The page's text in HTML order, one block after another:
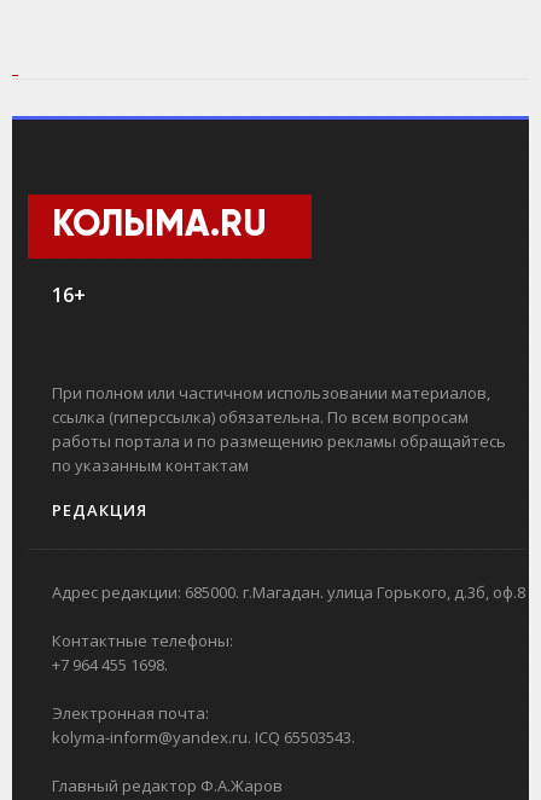
КОЛЫМА.RU
16+
При полном или частичном использовании материалов,
ссылка (гиперссылка) обязательна. По всем вопросам
работы портала и по размещению рекламы обращайтесь
по указанным контактам
РЕДАКЦИЯ
Адрес редакции: 685000. г.Магадан. улица Горького, д.3б, оф.8
Контактные телефоны:
+7 964 455 1698.
Электронная почта:
kolyma-inform@yandex.ru. ICQ 65503543.
Главный редактор Ф.А.Жаров